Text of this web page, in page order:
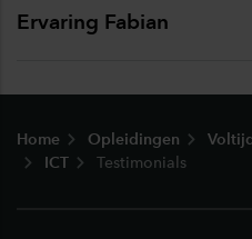
Ervaring Fabian
Home Opleidingen
ICT
Testimonials